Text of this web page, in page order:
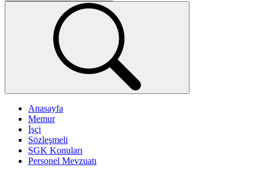
Anasayfa
Memur
İşçi
Sözleşmeli
SGK Konuları
Personel Mevzuatı